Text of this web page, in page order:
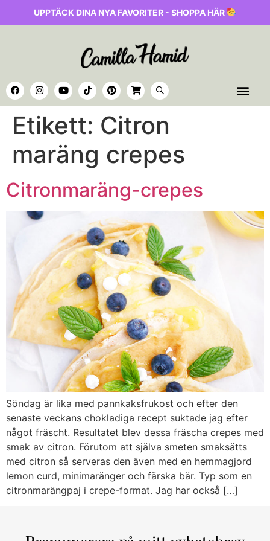
UPPTÄCK DINA NYA FAVORITER - SHOPPA HÄR
Etikett: Citron
maräng crepes
Citronmaräng-crepes
Söndag är lika med pannkaksfrukost och efter den
senaste veckans chokladiga recept suktade jag efter
något fräscht. Resultatet blev dessa fräscha crepes med
smak av citron. Förutom att själva smeten smaksätts
med citron så serveras den även med en hemmagjord
lemon curd, minimaränger och färska bär. Typ som en
citronmarängpaj i crepe-format. Jag har också […]